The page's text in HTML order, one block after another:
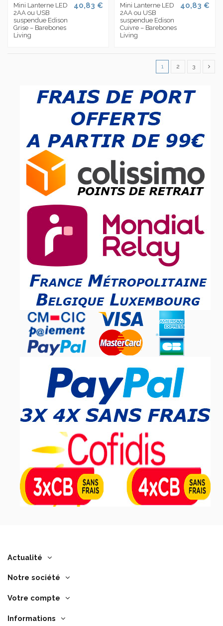
Mini Lanterne LED
2AA ou USB
suspendue Edison
Grise – Barebones
Living
40,83 €
Mini Lanterne LED
2AA ou USB
suspendue Edison
Cuivre – Barebones
Living
40,83 €
1 2 3
Actualité
Notre société
Votre compte
Informations